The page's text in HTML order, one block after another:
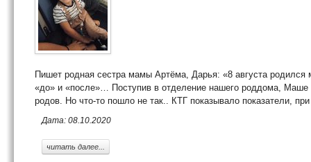
Пишет родная сестра мамы Артёма, Дарья: «8 августа
«до» и «после»… Поступив в отделение нашего роддома,
родов. Но что-то пошло не так.. КТГ показывало показатели,
Дата: 08.10.2020
читать далее...